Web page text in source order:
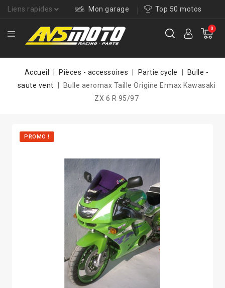
Liens rapides Mon garage Top 50 motos
0
Accueil Pièces - accessoires Partie cycle
Bulle -
saute vent
Bulle aeromax Taille Origine Ermax Kawasaki
ZX 6 R 95/97
PROMO !